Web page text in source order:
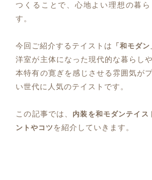
つくることで、心地よい理想の暮
す。
今回ご紹介するテイストは 「和モダン
洋室が主体になった現代的な暮らし
本特有の寛ぎを感じさせる雰囲気が
い世代に人気のテイストです。
この記事では、
内装を和モダンテイス
ントやコツ を紹介していきます。